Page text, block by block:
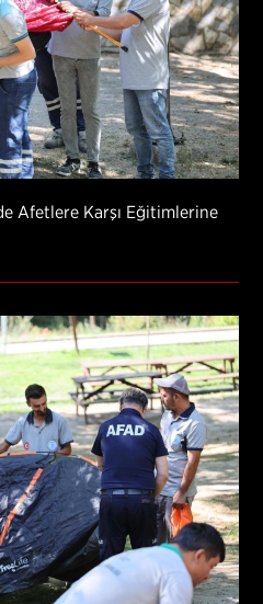
Afetlere Karşı Eğitimlerine